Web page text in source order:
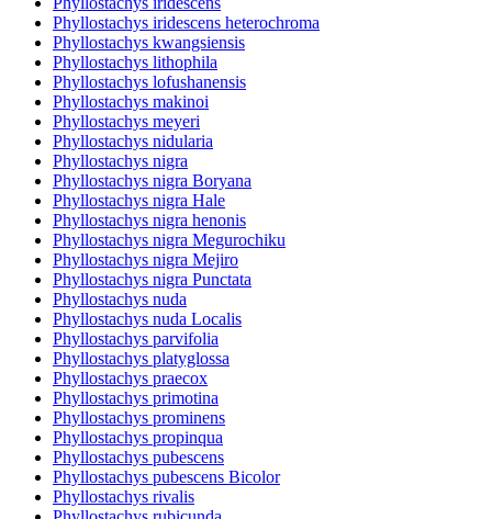
Phyllostachys iridescens heterochroma
Phyllostachys kwangsiensis
Phyllostachys lithophila
Phyllostachys lofushanensis
Phyllostachys makinoi
Phyllostachys meyeri
Phyllostachys nidularia
Phyllostachys nigra
Phyllostachys nigra Boryana
Phyllostachys nigra Hale
Phyllostachys nigra henonis
Phyllostachys nigra Megurochiku
Phyllostachys nigra Mejiro
Phyllostachys nigra Punctata
Phyllostachys nuda
Phyllostachys nuda Localis
Phyllostachys parvifolia
Phyllostachys platyglossa
Phyllostachys praecox
Phyllostachys primotina
Phyllostachys prominens
Phyllostachys propinqua
Phyllostachys pubescens
Phyllostachys pubescens Bicolor
Phyllostachys rivalis